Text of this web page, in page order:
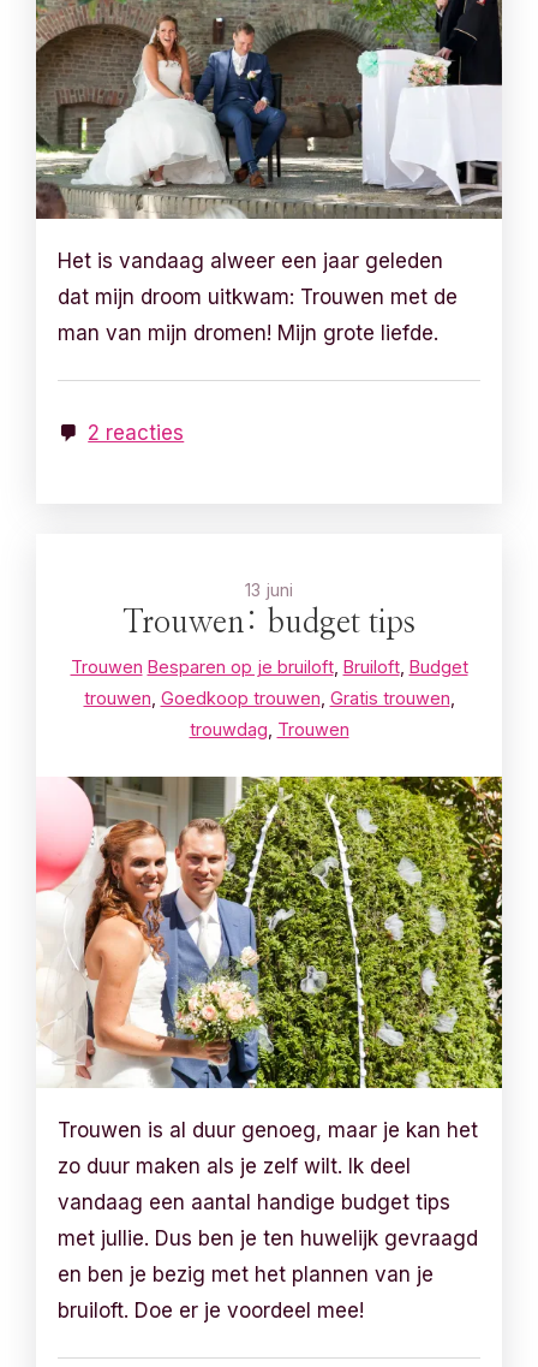
Het is vandaag alweer een jaar geleden
dat mijn droom uitkwam: Trouwen met de
man van mijn dromen! Mijn grote liefde.
2 reacties
13 juni
Trouwen: budget tips
Trouwen Besparen op je bruiloft, Bruiloft, Budget
trouwen, Goedkoop trouwen, Gratis trouwen,
trouwdag, Trouwen
Trouwen is al duur genoeg, maar je kan het
zo duur maken als je zelf wilt. Ik deel
vandaag een aantal handige budget tips
met jullie. Dus ben je ten huwelijk gevraagd
en ben je bezig met het plannen van je
bruiloft. Doe er je voordeel mee!